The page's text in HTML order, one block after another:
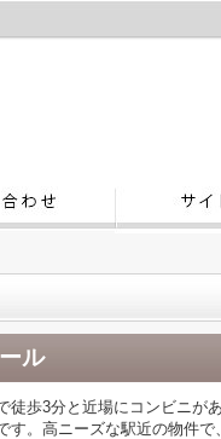
ル
徒歩3分と近場にコンビニが
す。高ニーズな駅近の物件